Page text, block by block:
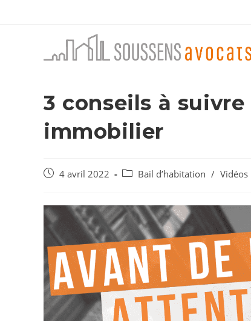
3 conseils à
immobilier
Post4 avril 2022
Post Bail d’habitation / Vidéos